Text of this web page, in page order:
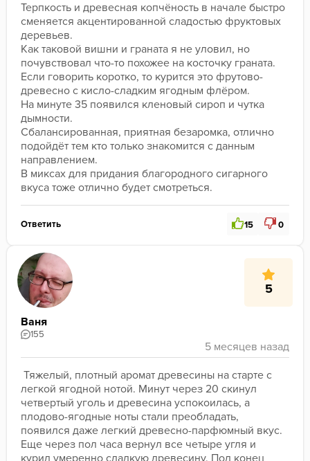
Терпкость и древесная копчëность в начале быстро
сменяется акцентированной сладостью фруктовых
деревьев.
Как таковой вишни и граната я не уловил, но
почувствовал что-то похожее на косточку граната.
Если говорить коротко, то курится это фрутово-
древесно с кисло-сладким ягодным флëром.
На минуте 35 появился кленовый сироп и чутка
дымности.
Сбалансированная, приятная безаромка, отлично
подойдёт тем кто только знакомится с данным
направлением.
В миксах для придания благородного сигарного
вкуса тоже отлично будет смотреться.
Ответить 15 0
5
Ваня
155
легкой ягодной нотой. Минут через 20 скинул
четвертый уголь и древесина успокоилась, а
плодово-ягодные ноты стали преобладать,
появился даже легкий древесно-парфюмный вкус.
Еще через пол часа вернул все четыре угля и